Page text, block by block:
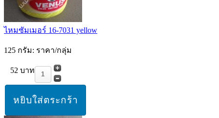
ไหมซัมเมอร์ 16-7031 yellow
125 กรัม: ราคา/กลุ่ม
52 บาท